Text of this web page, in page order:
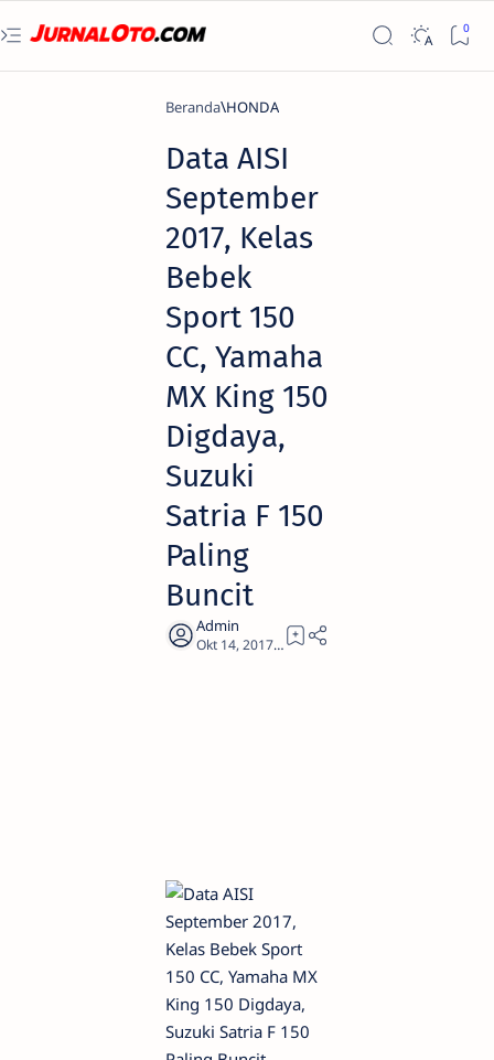
Beranda HONDA
Data AISI
September
2017, Kelas
Bebek
Sport 150
CC, Yamaha
MX King 150
Digdaya,
Suzuki
Satria F 150
Paling
Buncit
1